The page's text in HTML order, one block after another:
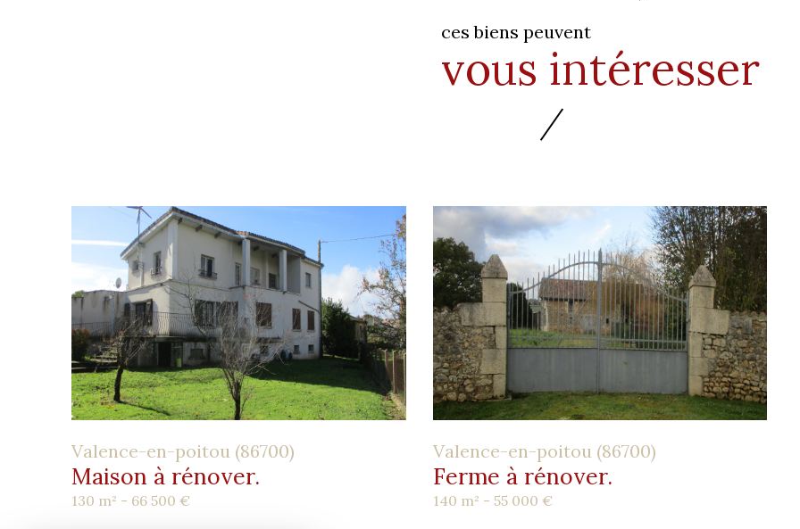
ces biens peuvent
vous intéresser
Valence-en-poitou (86700)
Maison à rénover.
130 m² - 66 500 €
Valence-en-poitou (86700)
Ferme à rénover.
140 m² - 55 000 €